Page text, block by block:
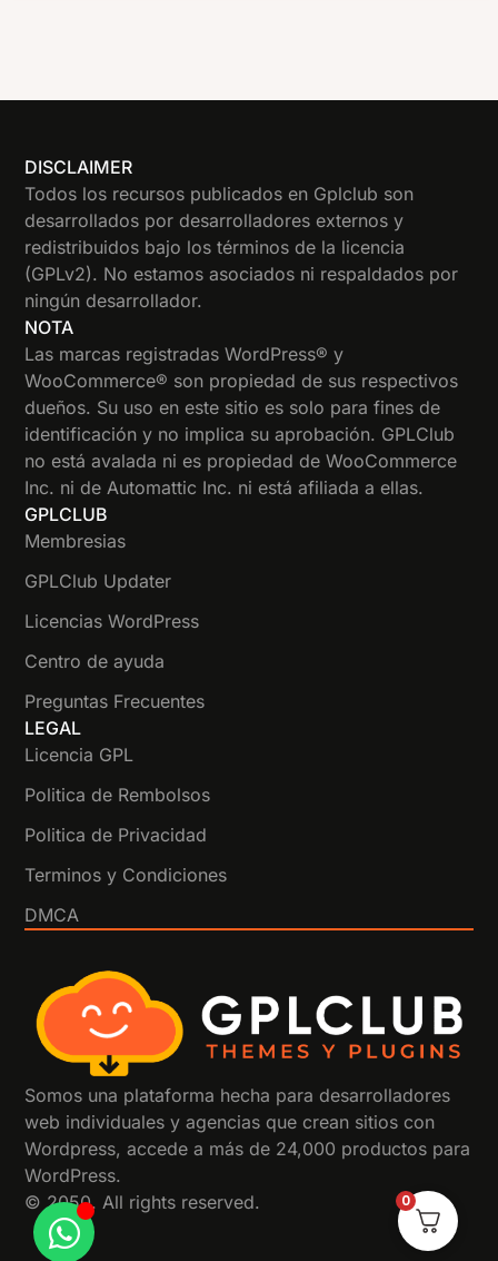
DISCLAIMER
Todos los recursos publicados en Gplclub son
desarrollados por desarrolladores externos y
redistribuidos bajo los términos de la licencia
(GPLv2). No estamos asociados ni respaldados por
ningún desarrollador.
NOTA
Las marcas registradas WordPress® y
WooCommerce® son propiedad de sus respectivos
dueños. Su uso en este sitio es solo para fines de
identificación y no implica su aprobación. GPLClub
no está avalada ni es propiedad de WooCommerce
Inc. ni de Automattic Inc. ni está afiliada a ellas.
GPLCLUB
Membresias
GPLClub Updater
Licencias WordPress
Centro de ayuda
Preguntas Frecuentes
LEGAL
Licencia GPL
Politica de Rembolsos
Politica de Privacidad
Terminos y Condiciones
DMCA
Somos una plataforma hecha para desarrolladores
web individuales y agencias que crean sitios con
Wordpress, accede a más de 24,000 productos para
WordPress.
© 2050. All rights reserved.
0